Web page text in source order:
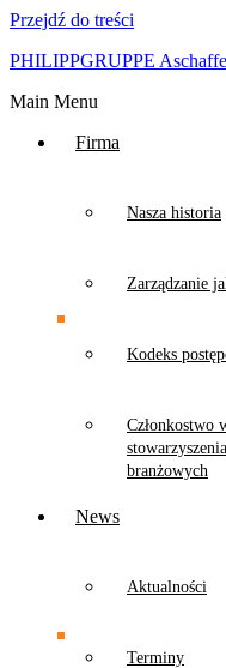
Przejdź do treści
PHILIPPGRUPPE
Main Menu
Firma
Nasza historia
Zarządzanie
Kodeks
Członkostwo
branżowych
News
Aktualności
Terminy